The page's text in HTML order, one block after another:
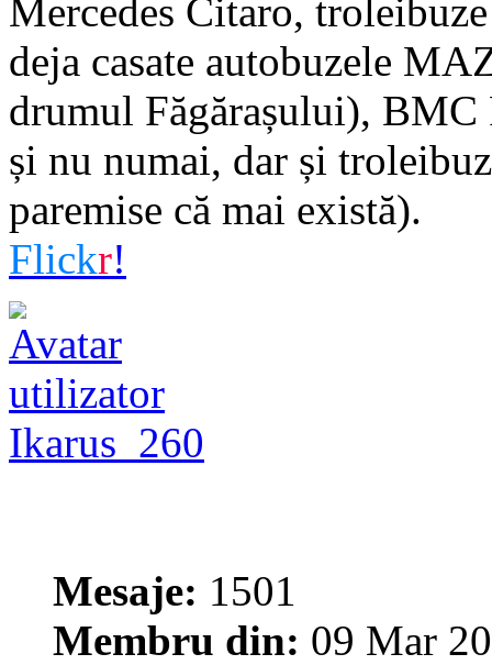
Mercedes Citaro,
deja casate autobuzele
drumul Făgărașului),
și nu numai, dar și
paremise că mai există).
Flickr!
Ikarus_260
Mesaje: 1501
Membru din: 09 Mar